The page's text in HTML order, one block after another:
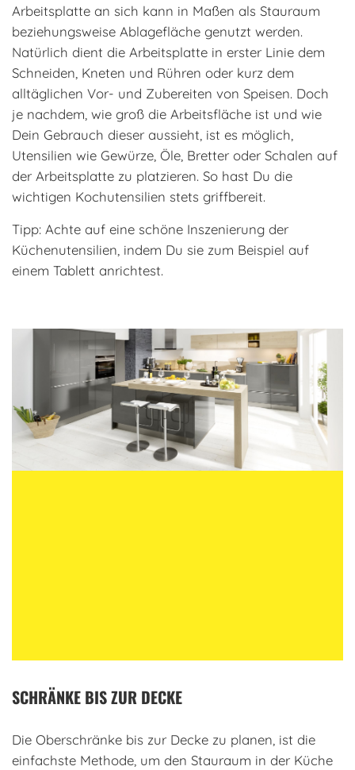
Arbeitsplatte an sich kann in Maßen als Stauraum
beziehungsweise Ablagefläche genutzt werden.
Natürlich dient die Arbeitsplatte in erster Linie dem
Schneiden, Kneten und Rühren oder kurz dem
alltäglichen Vor- und Zubereiten von Speisen. Doch
je nachdem, wie groß die Arbeitsfläche ist und wie
Dein Gebrauch dieser aussieht, ist es möglich,
Utensilien wie Gewürze, Öle, Bretter oder Schalen auf
der Arbeitsplatte zu platzieren. So hast Du die
wichtigen Kochutensilien stets griffbereit.
Tipp: Achte auf eine schöne Inszenierung der
Küchenutensilien, indem Du sie zum Beispiel auf
einem Tablett anrichtest.
SCHRÄNKE BIS ZUR DECKE
Die Oberschränke bis zur Decke zu planen, ist die
einfachste Methode, um den Stauraum in der Küche